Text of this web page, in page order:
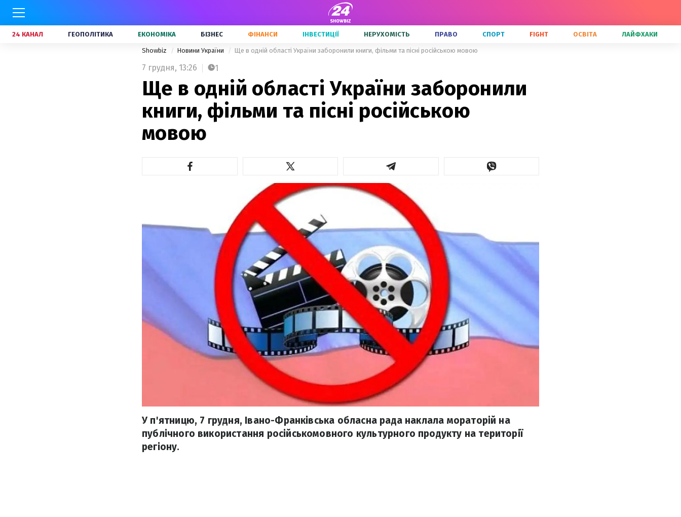
24 КАНАЛ ГЕОПОЛІТИКА ЕКОНОМІКА БІЗНЕС ФІНАНСИ ІНВЕСТИЦІЇ НЕРУХОМІСТЬ ПРАВО СПОРТ FIGHT ОСВІТА ЛАЙФХАКИ
Showbiz Новини України Ще в одній області України заборонили книги, фільми та пісні російською мовою
7 грудня, 13:26 1
Ще в одній області України заборонили
книги, фільми та пісні російською
мовою
У п'ятницю, 7 грудня, Івано-Франківська обласна рада наклала мораторій на
публічного використання російськомовного культурного продукту на території
регіону.